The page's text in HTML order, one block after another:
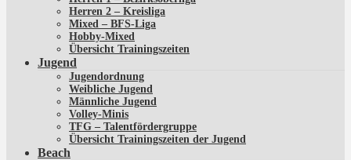
Herren 2 – Kreisliga
Mixed – BFS-Liga
Hobby-Mixed
Übersicht Trainingszeiten
Jugend
Jugendordnung
Weibliche Jugend
Männliche Jugend
Volley-Minis
TFG – Talentfördergruppe
Übersicht Trainingszeiten der Jugend
Beach